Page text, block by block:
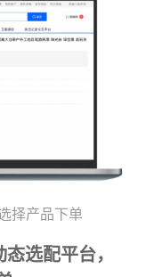
择产品下单
选配平台，